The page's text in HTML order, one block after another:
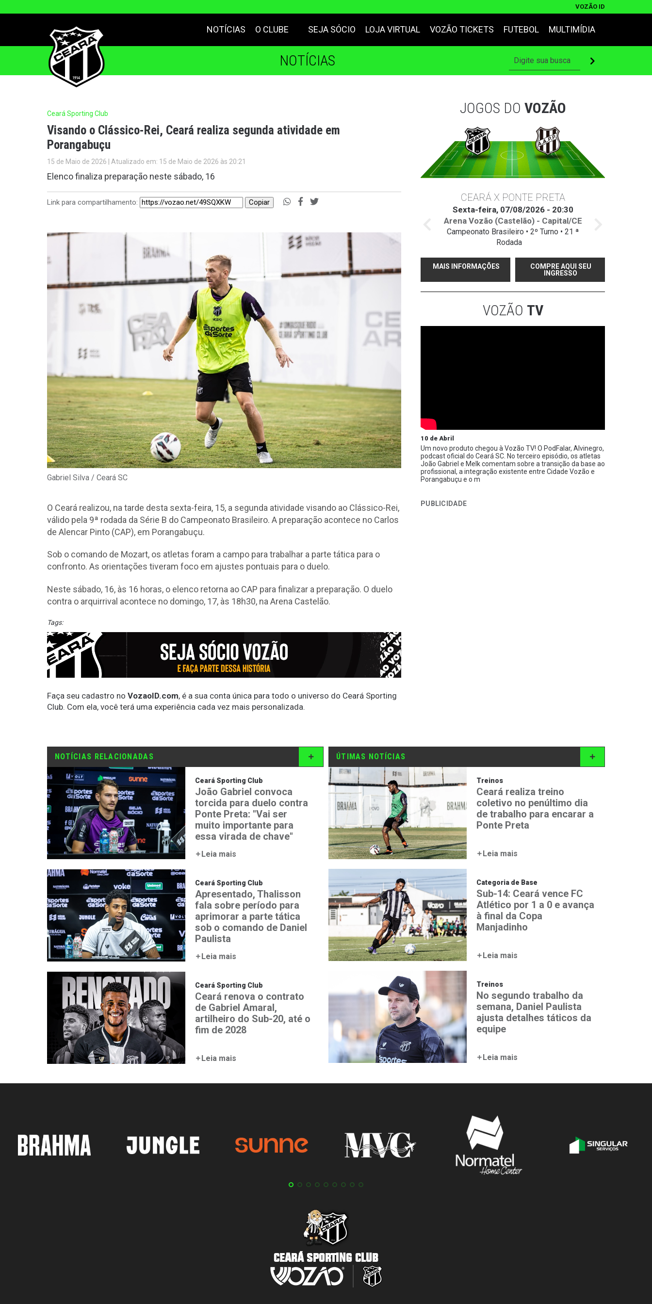
VOZÃO ID
NOTÍCIAS O CLUBE SEJA SÓCIO LOJA VIRTUAL VOZÃO TICKETS FUTEBOL MULTIMÍDIA
NOTÍCIAS
Ceará Sporting Club
Visando o Clássico-Rei, Ceará realiza segunda atividade em
Porangabuçu
15 de Maio de 2026 | Atualizado em: 15 de Maio de 2026 às 20:21
Elenco finaliza preparação neste sábado, 16
Link para compartilhamento: Copiar
Gabriel Silva / Ceará SC
O Ceará realizou, na tarde desta sexta-feira, 15, a segunda atividade visando ao Clássico-Rei,
válido pela 9ª rodada da Série B do Campeonato Brasileiro. A preparação acontece no Carlos
de Alencar Pinto (CAP), em Porangabuçu.
Sob o comando de Mozart, os atletas foram a campo para trabalhar a parte tática para o
confronto. As orientações tiveram foco em ajustes pontuais para o duelo.
Neste sábado, 16, às 16 horas, o elenco retorna ao CAP para finalizar a preparação. O duelo
contra o arquirrival acontece no domingo, 17, às 18h30, na Arena Castelão.
Tags:
Faça seu cadastro no VozaoID.com, é a sua conta única para todo o universo do Ceará Sporting
Club. Com ela, você terá uma experiência cada vez mais personalizada.
JOGOS DO VOZÃO
CEARÁ X PONTE PRETA
Sexta-feira, 07/08/2026 - 20:30
Arena Vozão (Castelão) - Capital/CE
Campeonato Brasileiro • 2º Turno • 21 ª
Rodada
MAIS INFORMAÇÕES
COMPRE AQUI SEU
INGRESSO
VOZÃO TV
10 de Abril
Um novo produto chegou à Vozão TV! O PodFalar, Alvinegro,
podcast oficial do Ceará SC. No terceiro episódio, os atletas
João Gabriel e Melk comentam sobre a transição da base ao
profissional, a integração existente entre Cidade Vozão e
Porangabuçu e o m
PUBLICIDADE
NOTÍCIAS RELACIONADAS
Ceará Sporting Club
João Gabriel convoca
torcida para duelo contra
Ponte Preta: "Vai ser
muito importante para
essa virada de chave"
Leia mais
Ceará Sporting Club
Apresentado, Thalisson
fala sobre período para
aprimorar a parte tática
sob o comando de Daniel
Paulista
Leia mais
Ceará Sporting Club
Ceará renova o contrato
de Gabriel Amaral,
artilheiro do Sub-20, até o
fim de 2028
Leia mais
ÚTIMAS NOTÍCIAS
Treinos
Ceará realiza treino
coletivo no penúltimo dia
de trabalho para encarar a
Ponte Preta
Leia mais
Categoria de Base
Sub-14: Ceará vence FC
Atlético por 1 a 0 e avança
à final da Copa
Manjadinho
Leia mais
Treinos
No segundo trabalho da
semana, Daniel Paulista
ajusta detalhes táticos da
equipe
Leia mais
CEARÁ SPORTING CLUB